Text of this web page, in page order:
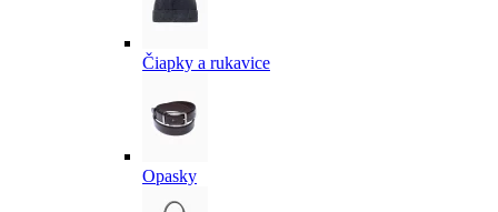
Čiapky a rukavice
Opasky